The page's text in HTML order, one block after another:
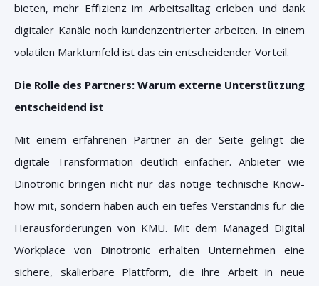
bieten, mehr Effizienz im Arbeitsalltag erleben und dank
digitaler Kanäle noch kundenzentrierter arbeiten. In einem
volatilen Marktumfeld ist das ein entscheidender Vorteil.
Die Rolle des Partners: Warum externe Unterstützung
entscheidend ist
Mit einem erfahrenen Partner an der Seite gelingt die
digitale Transformation deutlich einfacher. Anbieter wie
Dinotronic bringen nicht nur das nötige technische Know-
how mit, sondern haben auch ein tiefes Verständnis für die
Herausforderungen von KMU. Mit dem Managed Digital
Workplace von Dinotronic erhalten Unternehmen eine
sichere, skalierbare Plattform, die ihre Arbeit in neue